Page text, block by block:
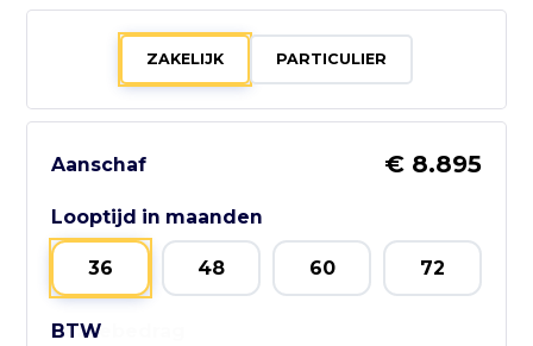
0516 - 515800
Bezoek website adverteerder
Zo bereik je
GebruikteAuto.NL:
📱 WhatsApp:
085-060 3662
ZAKELIJK PARTICULIER
Aanschaf € 8.895
Looptijd in maanden
36 48 60 72
BTW
Leasebedrag